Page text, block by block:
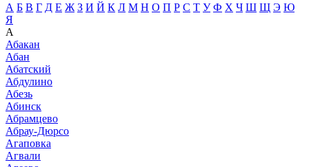
А Б В Г Д Е Ж З И Й К Л М Н О П Р С Т У Ф Х Ч Ш Щ Э Ю
Я
А
Абакан
Абан
Абатский
Абдулино
Абезь
Абинск
Абрамцево
Абрау-Дюрсо
Агаповка
Агвали